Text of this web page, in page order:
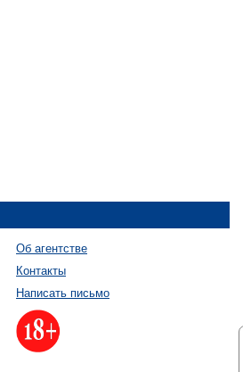
Об агентстве
Контакты
Написать письмо